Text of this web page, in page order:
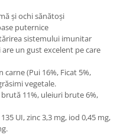
și ochi sănătoși
puternice
sistemului imunitar
un gust excelent pe care
(Pui 16%, Ficat 5%,
vegetale.
11%, uleiuri brute 6%,
UI, zinc 3,3 mg, iod 0,45 mg,